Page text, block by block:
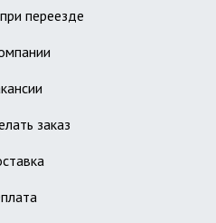
переезде
заказ